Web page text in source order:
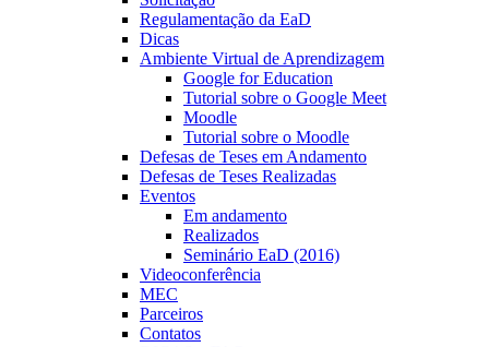
Regulamentação da EaD
Dicas
Ambiente Virtual de Aprendizagem
Google for Education
Tutorial sobre o Google Meet
Moodle
Tutorial sobre o Moodle
Defesas de Teses em Andamento
Defesas de Teses Realizadas
Eventos
Em andamento
Realizados
Seminário EaD (2016)
Videoconferência
MEC
Parceiros
Contatos